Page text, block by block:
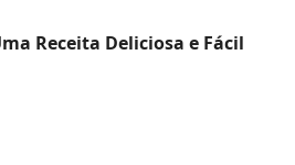
Receita Deliciosa e Fácil